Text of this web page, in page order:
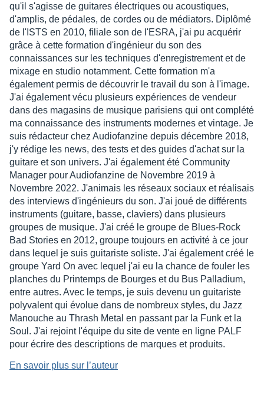
qu'il s'agisse de guitares électriques ou acoustiques,
d'amplis, de pédales, de cordes ou de médiators. Diplômé
de l'ISTS en 2010, filiale son de l'ESRA, j'ai pu acquérir
grâce à cette formation d'ingénieur du son des
connaissances sur les techniques d'enregistrement et de
mixage en studio notamment. Cette formation m'a
également permis de découvrir le travail du son à l'image.
J'ai également vécu plusieurs expériences de vendeur
dans des magasins de musique parisiens qui ont complété
ma connaissance des instruments modernes et vintage. Je
suis rédacteur chez Audiofanzine depuis décembre 2018,
j'y rédige les news, des tests et des guides d'achat sur la
guitare et son univers. J'ai également été Community
Manager pour Audiofanzine de Novembre 2019 à
Novembre 2022. J'animais les réseaux sociaux et réalisais
des interviews d'ingénieurs du son. J'ai joué de différents
instruments (guitare, basse, claviers) dans plusieurs
groupes de musique. J'ai créé le groupe de Blues-Rock
Bad Stories en 2012, groupe toujours en activité à ce jour
dans lequel je suis guitariste soliste. J'ai également créé le
groupe Yard On avec lequel j'ai eu la chance de fouler les
planches du Printemps de Bourges et du Bus Palladium,
entre autres. Avec le temps, je suis devenu un guitariste
polyvalent qui évolue dans de nombreux styles, du Jazz
Manouche au Thrash Metal en passant par la Funk et la
Soul. J'ai rejoint l'équipe du site de vente en ligne PALF
pour écrire des descriptions de marques et produits.
En savoir plus sur l’auteur